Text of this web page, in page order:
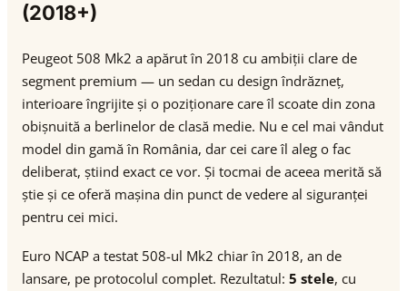
(2018+)
Peugeot 508 Mk2 a apărut în 2018 cu ambiții clare de
segment premium — un sedan cu design îndrăzneț,
interioare îngrijite și o poziționare care îl scoate din zona
obișnuită a berlinelor de clasă medie. Nu e cel mai vândut
model din gamă în România, dar cei care îl aleg o fac
deliberat, știind exact ce vor. Și tocmai de aceea merită să
știe și ce oferă mașina din punct de vedere al siguranței
pentru cei mici.
Euro NCAP a testat 508-ul Mk2 chiar în 2018, an de
lansare, pe protocolul complet. Rezultatul: 5 stele, cu